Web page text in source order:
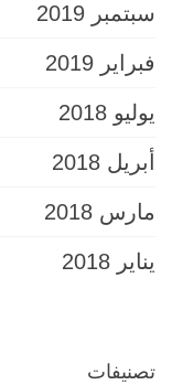
سبتمبر 2019
فبراير 2019
يوليو 2018
أبريل 2018
مارس 2018
يناير 2018
تصنيفات